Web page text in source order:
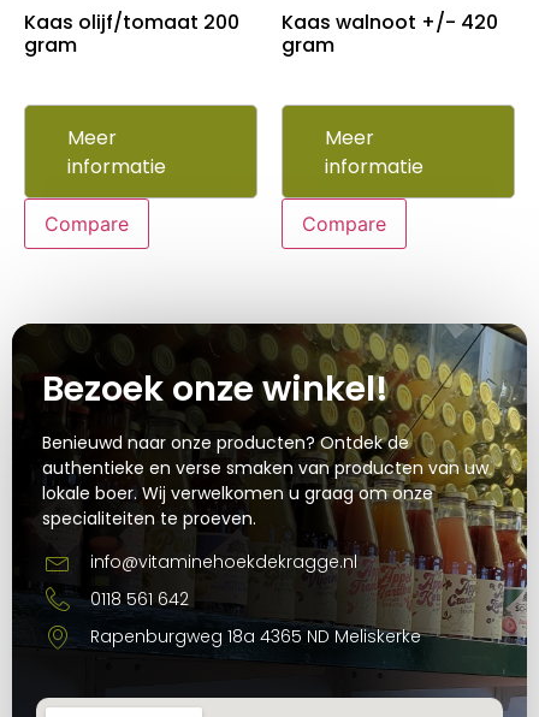
Kaas olijf/tomaat 200
gram
Meer
informatie
Compare
Kaas walnoot +/- 420
gram
Meer
informatie
Compare
Bezoek onze winkel!
Benieuwd naar onze producten? Ontdek de
authentieke en verse smaken van producten van uw
lokale boer. Wij verwelkomen u graag om onze
specialiteiten te proeven.
info@vitaminehoekdekragge.nl
0118 561 642
Rapenburgweg 18a 4365 ND Meliskerke